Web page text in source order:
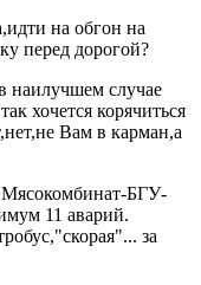
на обгон на
перед дорогой?
наилучшем случае
хочется корячиться
Вам в карман,а
Мясокомбинат-БГУ-
11 аварий.
за